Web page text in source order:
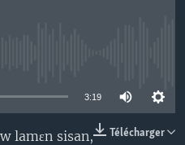
3:19
Télécharger
lamɛn sisan,